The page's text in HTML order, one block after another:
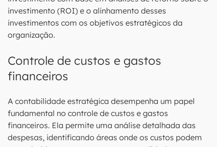
investimento (ROI) e o alinhamento desses
investimentos com os objetivos estratégicos da
organização.
Controle de custos e gastos
financeiros
A contabilidade estratégica desempenha um papel
fundamental no controle de custos e gastos
financeiros. Ela permite uma análise detalhada das
despesas, identificando áreas onde os custos podem